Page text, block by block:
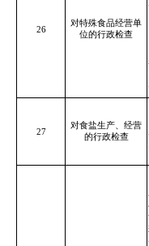
26
对特殊食品经营单
位的行政检查
27
对食盐生产、经营
的行政检查